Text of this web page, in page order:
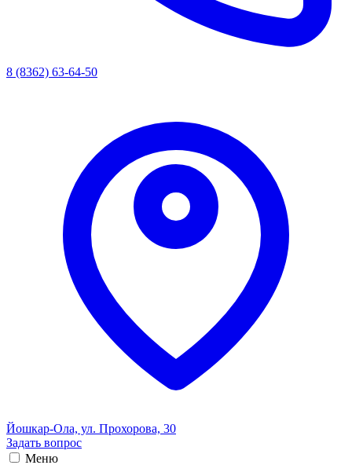
8 (8362) 63-64-50
Йошкар-Ола, ул. Прохорова, 30
Задать вопрос
Меню